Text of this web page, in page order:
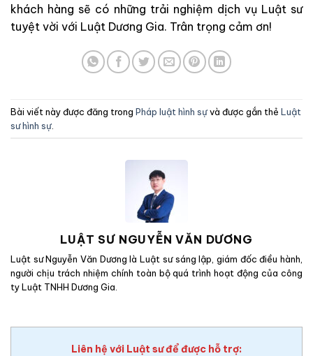
khách hàng sẽ có những trải nghiệm dịch vụ Luật sư
tuyệt vời với Luật Dương Gia. Trân trọng cảm ơn!
Bài viết này được đăng trong Pháp luật hình sựvà được gắn thẻ Luật
sư hình sự
LUẬT SƯ NGUYỄN VĂN DƯƠNG
Luật sư Nguyễn Văn Dương là Luật sư sáng lập, giám đốc điều hành,
người chịu trách nhiệm chính toàn bộ quá trình hoạt động của công
ty Luật TNHH Dương Gia.
Liên hệ với Luật sư để được hỗ trợ: